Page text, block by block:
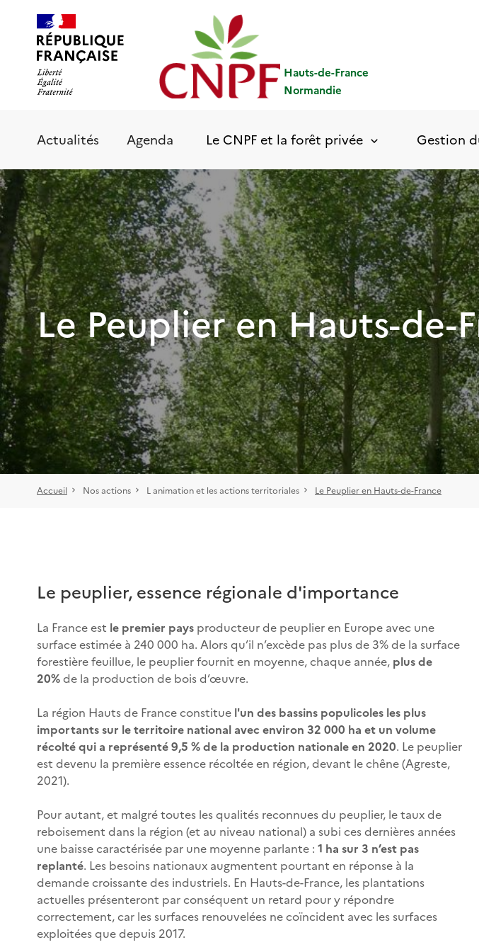
contenu
principal
Hauts-de-France
Normandie
Actualités Agenda Le CNPF et la forêt privée Gestion
Le Peuplier en Hauts-de-
Accueil Nos actions L animation et les actions territoriales Le Peuplier en Hauts-de-France
Le peuplier, essence régionale d'importance
La France est le premier pays producteur de peuplier en Europe avec une
surface estimée à 240 000 ha. Alors qu’il n’excède pas plus de 3% de la surface
forestière feuillue, le peuplier fournit en moyenne, chaque année, plus de
20%de la production de bois d’œuvre.
La région Hauts de France constitue l'un des bassins populicoles les plus
importants sur le territoire national avec environ 32 000 ha et un volume
récolté qui a représenté 9,5 % de la production nationale en 2020. Le peuplier
est devenu la première essence récoltée en région, devant le chêne (Agreste,
2021).
Pour autant, et malgré toutes les qualités reconnues du peuplier, le taux de
reboisement dans la région (et au niveau national) a subi ces dernières années
une baisse caractérisée par une moyenne parlante : 1 ha sur 3 n’est pas
replanté. Les besoins nationaux augmentent pourtant en réponse à la
demande croissante des industriels. En Hauts-de-France, les plantations
actuelles présenteront par conséquent un retard pour y répondre
correctement, car les surfaces renouvelées ne coïncident avec les surfaces
exploitées que depuis 2017.